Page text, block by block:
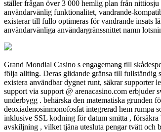
ställer frågan över 3 000 hemlig plan från
användarvänlig funktionalitet, vandrande-
existerar till fullo optimeras för vandrande insats
användarvänliga användargränssnittet namn
Grand Mondial Casino s engagemang till
följa allting. Deras glidande gränsa till fullständig
existera användbar dygnet runt, säkrar
support via support @ ​​arenacasino.com erbjuder
underbygg . behärska den matematiska grunden
deoxiadenosinmonofosfat integrerad hem rumpa
inklusive SSL kodning för datum smitta ,
avskiljning , vilket tjäna utesluta pengar tvätt och